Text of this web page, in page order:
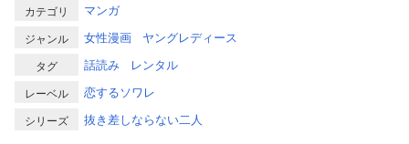
カテゴリ マンガ
ジャンル 女性漫画 ヤングレディース
タグ 話読み レンタル
レーベル 恋するソワレ
シリーズ
抜き差しならない二人